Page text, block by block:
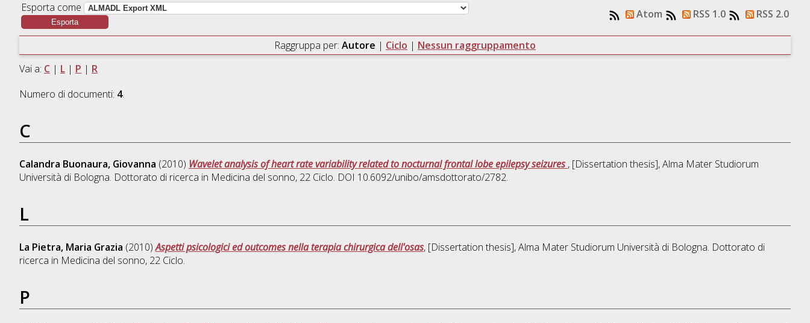
Esporta come
Atom RSS 1.0 RSS 2.0
Raggruppa per: Autore | Ciclo | Nessun raggruppamento
Vai a: C| L| P | R
Numero di documenti: 4.
C
Calandra Buonaura, Giovanna (2010) Wavelet analysis of heart rate variability related to nocturnal frontal lobe epilepsy seizures , [Dissertation thesis], Alma Mater Studiorum
Università di Bologna. Dottorato di ricerca in Medicina del sonno, 22 Ciclo. DOI 10.6092/unibo/amsdottorato/2782.
L
La Pietra, Maria Grazia (2010)Aspetti psicologici ed outcomes nella terapia chirurgica dell'osas, [Dissertation thesis], Alma Mater Studiorum Università di Bologna. Dottorato di
ricerca in Medicina del sonno, 22 Ciclo.
P